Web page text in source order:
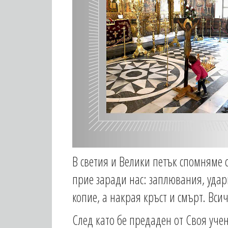
В светия и Велики петък спомняме
прие заради нас: заплювания,
копие, а накрая кръст и смърт.
След като бе предаден от Своя